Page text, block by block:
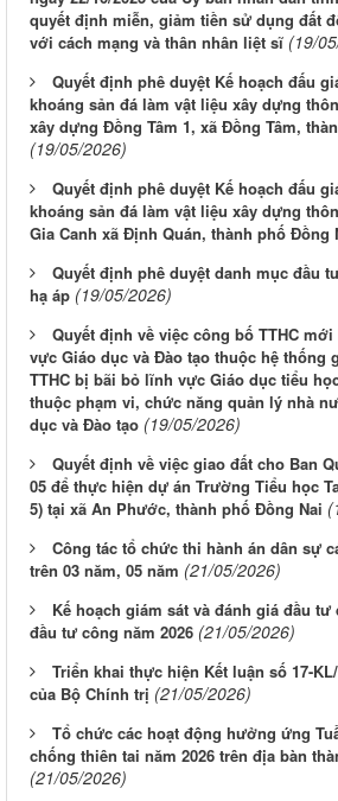
quyết định miễn, giảm tiền sử dụng đất
với cách mạng và thân nhân liệt sĩ (19/
Quyết định phê duyệt Kế hoạch đấu
khoáng sản đá làm vật liệu xây dựng
xây dựng Đồng Tâm 1, xã Đồng Tâm,
(19/05/2026)
Quyết định phê duyệt Kế hoạch đấu
khoáng sản đá làm vật liệu xây dựng
Gia Canh xã Định Quán, thành phố Đồng
Quyết định phê duyệt danh mục đầu
hạ áp (19/05/2026)
Quyết định về việc công bố TTHC
vực Giáo dục và Đào tạo thuộc hệ thống
TTHC bị bãi bỏ lĩnh vực Giáo dục tiểu
thuộc phạm vi, chức năng quản lý nhà
dục và Đào tạo (19/05/2026)
Quyết định về việc giao đất cho Ban
05 để thực hiện dự án Trường Tiểu học
5) tại xã An Phước, thành phố Đồng Nai
Công tác tổ chức thi hành án dân sự
trên 03 năm, 05 năm (21/05/2026)
Kế hoạch giám sát và đánh giá đầu
đầu tư công năm 2026 (21/05/2026)
Triển khai thực hiện Kết luận số 17-
của Bộ Chính trị (21/05/2026)
Tổ chức các hoạt động hưởng ứng
chống thiên tai năm 2026 trên địa bàn
(21/05/2026)